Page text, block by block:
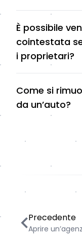
È possibile
cointestata
i proprietari?
Come si
da un’auto?
Aprire
Precedente
Aprire